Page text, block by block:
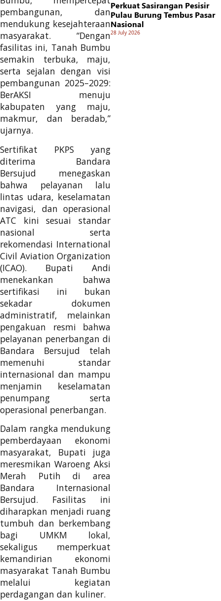
pembangunan, dan
mendukung kesejahteraan
masyarakat. “Dengan
fasilitas ini, Tanah Bumbu
semakin terbuka, maju,
serta sejalan dengan visi
pembangunan 2025–2029:
BerAKSI menuju
kabupaten yang maju,
makmur, dan beradab,”
ujarnya.
Sertifikat PKPS yang
diterima Bandara
Bersujud menegaskan
bahwa pelayanan lalu
lintas udara, keselamatan
navigasi, dan operasional
ATC kini sesuai standar
nasional serta
rekomendasi International
Civil Aviation Organization
(ICAO). Bupati Andi
menekankan bahwa
sertifikasi ini bukan
sekadar dokumen
administratif, melainkan
pengakuan resmi bahwa
pelayanan penerbangan di
Bandara Bersujud telah
memenuhi standar
internasional dan mampu
menjamin keselamatan
penumpang serta
operasional penerbangan.
Dalam rangka mendukung
pemberdayaan ekonomi
masyarakat, Bupati juga
meresmikan Waroeng Aksi
Merah Putih di area
Bandara Internasional
Bersujud. Fasilitas ini
diharapkan menjadi ruang
tumbuh dan berkembang
bagi UMKM lokal,
sekaligus memperkuat
kemandirian ekonomi
masyarakat Tanah Bumbu
melalui kegiatan
perdagangan dan kuliner.
Perkuat Sasirangan Pesisir
Pulau Burung Tembus Pasar
Nasional
28 July 2026